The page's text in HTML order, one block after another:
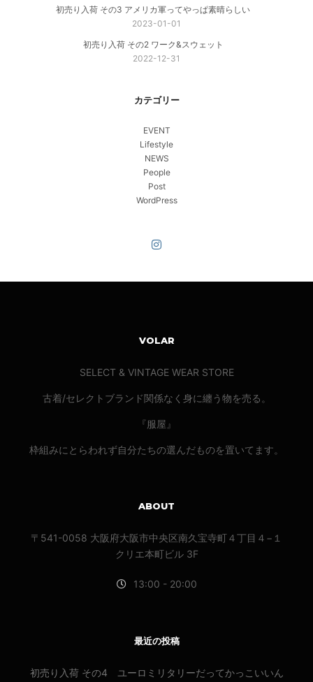
初売り入荷 その3 アメリカ軍ってやっぱ素晴らしい
2023-01-01
初売り入荷 その2 ワーク&スウェット
2022-12-31
カテゴリー
EVENT
Lifestyle
NEWS
People
Post
WordPress
VOLAR
SELECT & VINTAGE WEAR STORE
古着/セレクトブランド関係なく身に纏う物を売る。
『服屋』
枠組みにとらわれず自分たちの選んだものを置いてます。
ABOUT
〒541-0058 大阪府大阪市中央区南久宝寺町４丁目４−１
クリエ本町ビル 3F
13:00 - 20:00
最近の投稿
初売り入荷 その4 ユーロミリタリーだってかっこいいん